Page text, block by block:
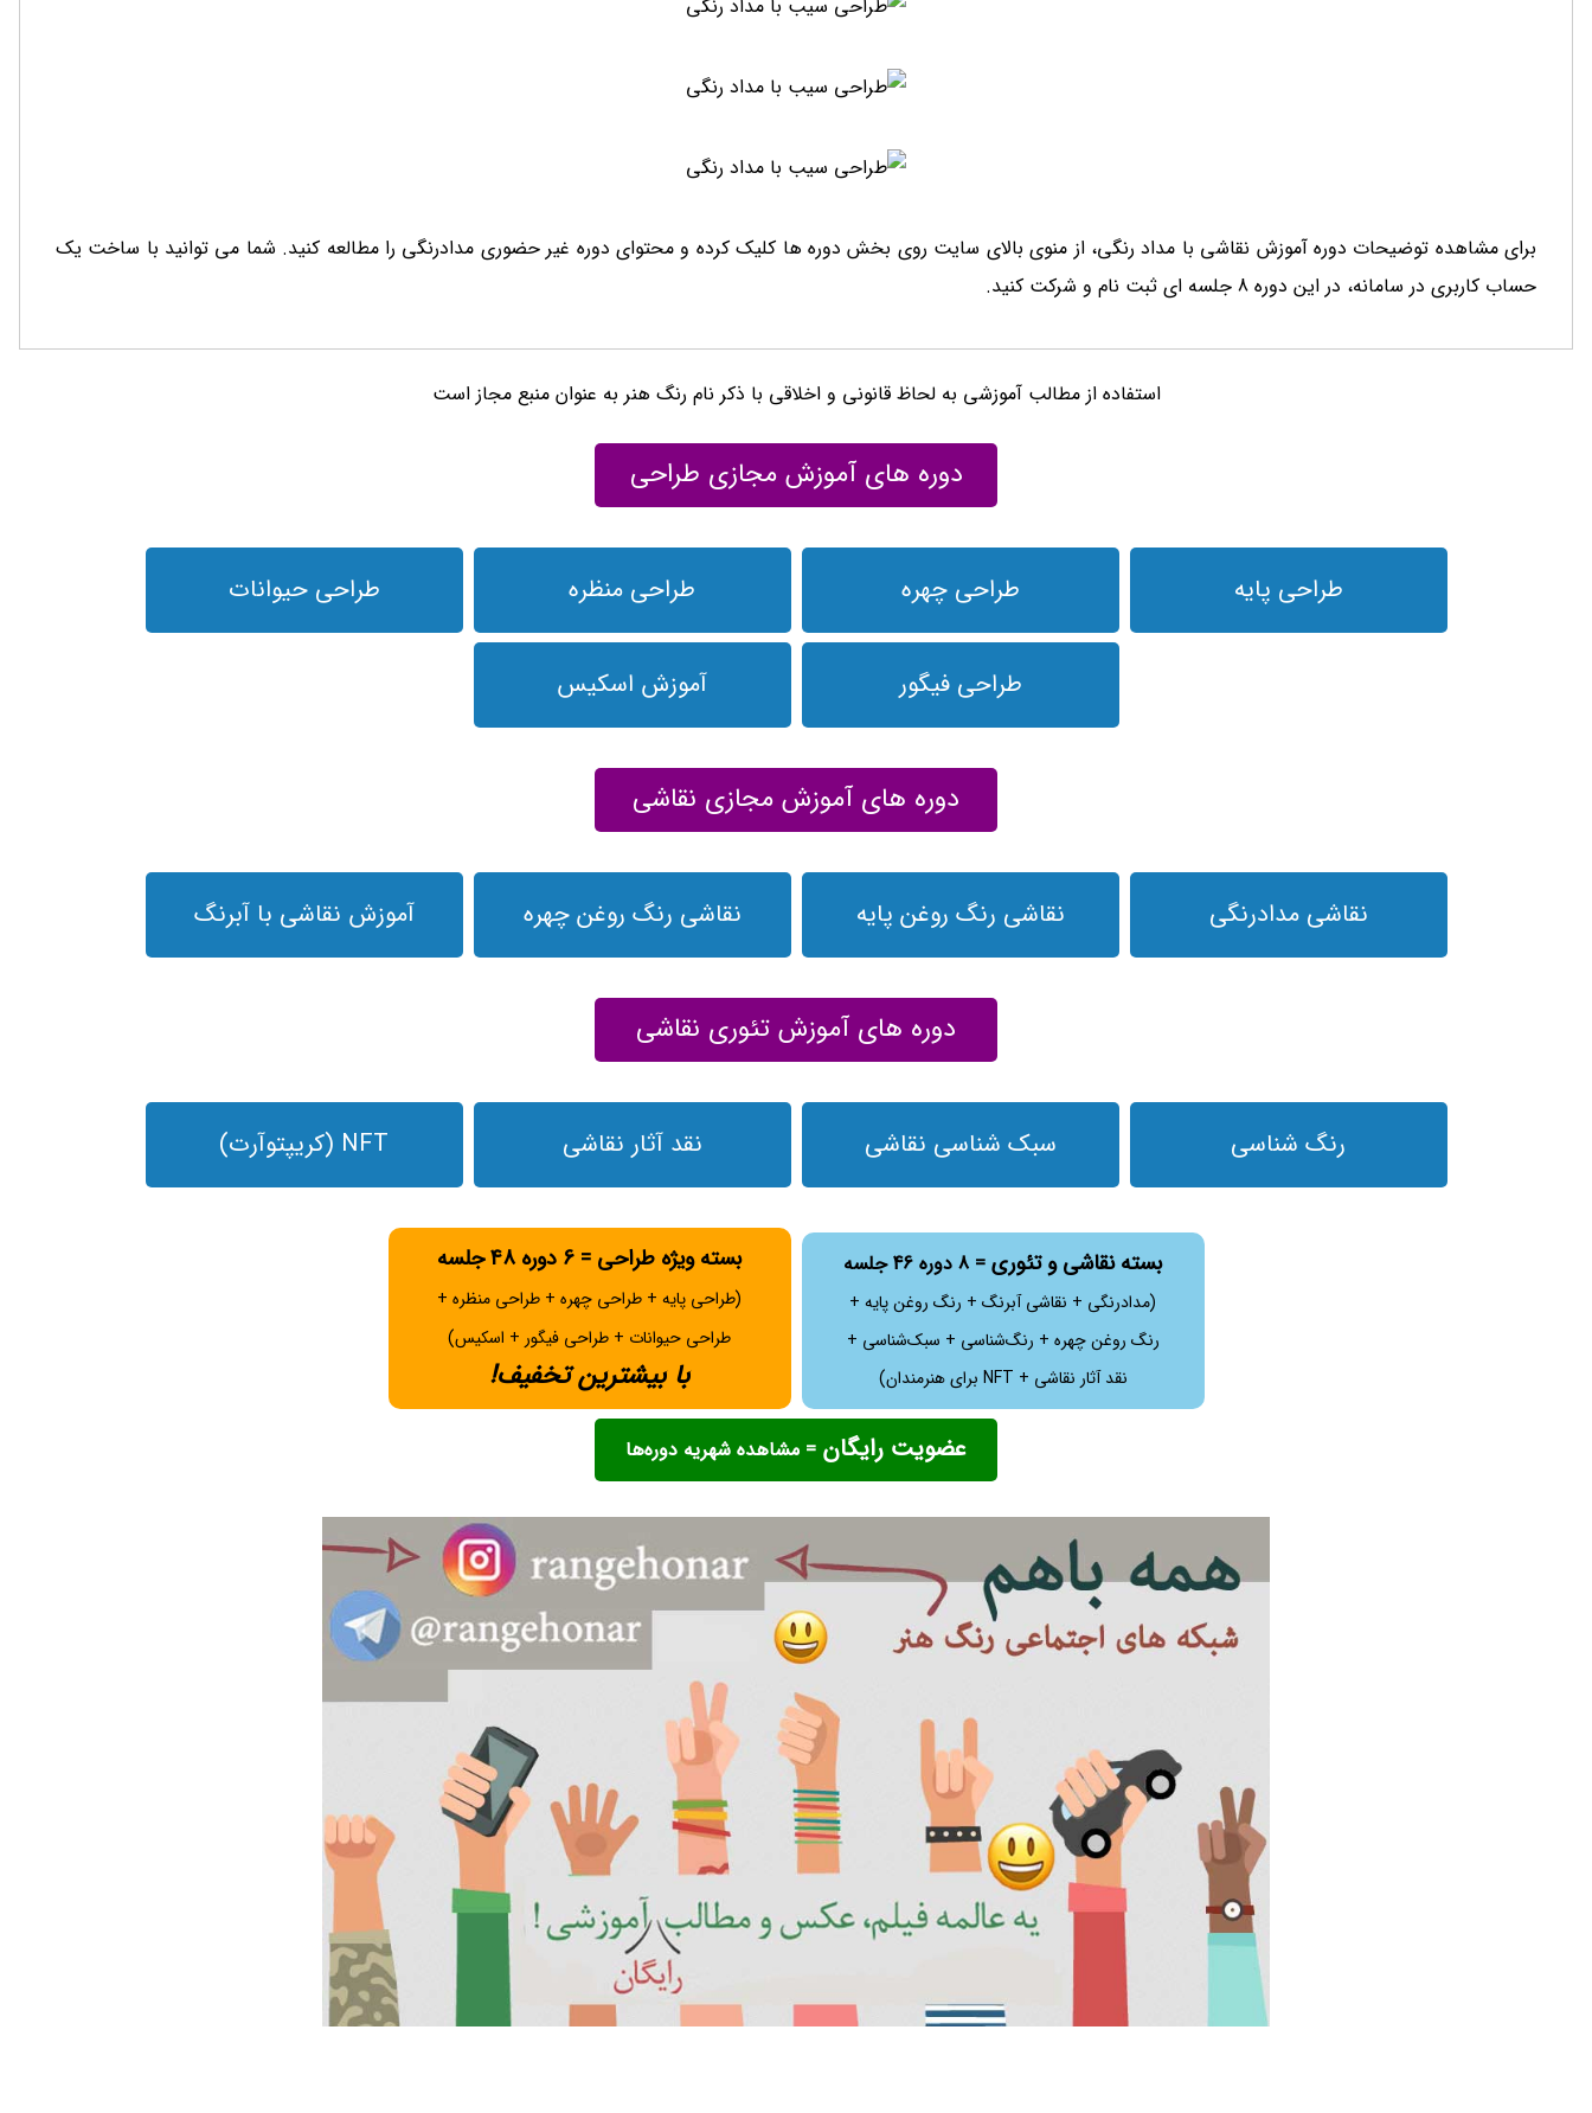
برای مشاهده توضیحات دوره آموزش نقاشی با مداد رنگی، از منوی بالای سایت روی بخش دوره ها کلیک کرده و محتوای دوره غیر حضوری مدادرنگی را مطالعه کنید. شما می توانید با ساخت یک
حساب کاربری در سامانه، در این دوره 8 جلسه ای ثبت نام و شرکت کنید.
استفاده از مطالب آموزشی به لحاظ قانونی و اخلاقی با ذکر نام رنگ هنر به عنوان منبع مجاز است
دوره های آموزش مجازی طراحی
طراحی پایه طراحی چهره طراحی منظره طراحی حیوانات
طراحی فیگور آموزش اسکیس
دوره های آموزش مجازی نقاشی
نقاشی مدادرنگی نقاشی رنگ روغن پایه نقاشی رنگ روغن چهره آموزش نقاشی با آبرنگ
دوره های آموزش تئوری نقاشی
رنگ شناسی سبک شناسی نقاشی نقد آثار نقاشی NFT (کریپتوآرت)
بسته ویژه طراحی = 6 دوره 48 جلسه
(طراحی پایه + طراحی چهره + طراحی منظره +
طراحی حیوانات + طراحی فیگور + اسکیس)
با بیشترین تخفیف!
بسته نقاشی و تئوری = 8 دوره 46 جلسه
(مدادرنگی + نقاشی آبرنگ + رنگ روغن پایه +
رنگ روغن چهره + رنگ‌شناسی + سبک‌شناسی +
نقد آثار نقاشی + NFT برای هنرمندان)
عضویت رایگان = مشاهده شهریه دوره‌ها